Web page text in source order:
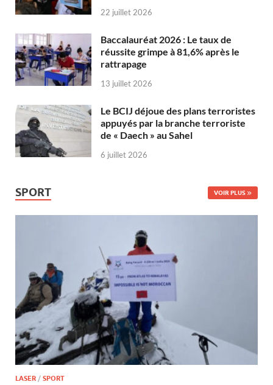
22 juillet 2026
Baccalauréat 2026 : Le taux de
réussite grimpe à 81,6% après le
rattrapage
13 juillet 2026
Le BCIJ déjoue des plans terroristes
appuyés par la branche terroriste
de « Daech » au Sahel
6 juillet 2026
SPORT VOIR PLUS
LASER / SPORT